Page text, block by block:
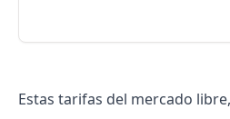
Estas tarifas del mercado